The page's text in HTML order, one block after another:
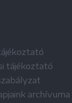
tájékoztató
archívuma